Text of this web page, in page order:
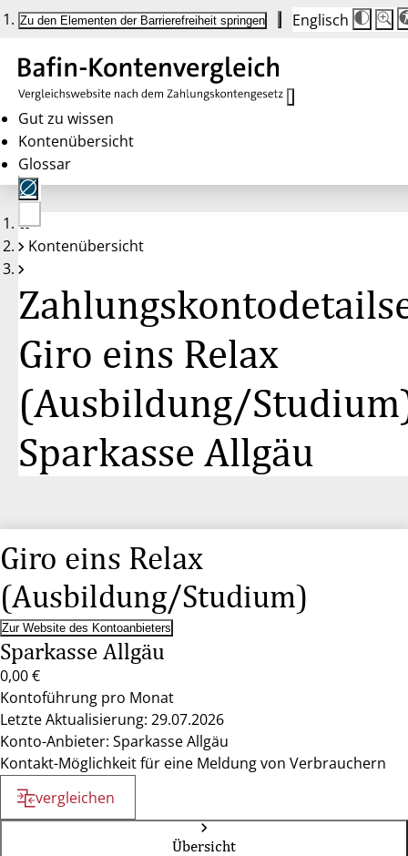
Zu den Elementen der Barrierefreiheit springen Englisch
Die
auf
100
100
Gut zu wissen
Kontenübersicht
Glossar
Keine
Konten
Kontenübersicht
Giro eins Relax
(Ausbildung/
Sparkasse Allgäu
Giro eins Relax
(Ausbildung/Studium)
Zur Website des Kontoanbieters
Sparkasse Allgäu
0,00 €
Kontoführung pro Monat
Letzte Aktualisierung: 29.07.2026
Konto-Anbieter: Sparkasse Allgäu
Kontakt-Möglichkeit für eine Meldung von Verbrauchern
vergleichen
Übersicht